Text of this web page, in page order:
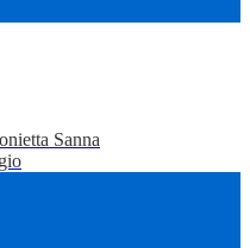
Sanna